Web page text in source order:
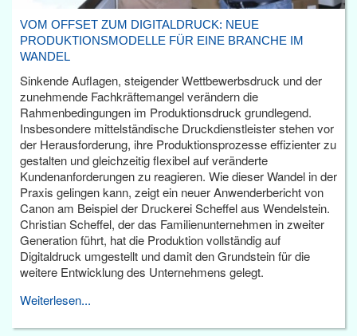
VOM OFFSET ZUM DIGITALDRUCK: NEUE
PRODUKTIONSMODELLE FÜR EINE BRANCHE IM
WANDEL
Sinkende Auflagen, steigender Wettbewerbsdruck und der
zunehmende Fachkräftemangel verändern die
Rahmenbedingungen im Produktionsdruck grundlegend.
Insbesondere mittelständische Druckdienstleister stehen vor
der Herausforderung, ihre Produktionsprozesse effizienter zu
gestalten und gleichzeitig flexibel auf veränderte
Kundenanforderungen zu reagieren. Wie dieser Wandel in der
Praxis gelingen kann, zeigt ein neuer Anwenderbericht von
Canon am Beispiel der Druckerei Scheffel aus Wendelstein.
Christian Scheffel, der das Familienunternehmen in zweiter
Generation führt, hat die Produktion vollständig auf
Digitaldruck umgestellt und damit den Grundstein für die
weitere Entwicklung des Unternehmens gelegt.
Weiterlesen...